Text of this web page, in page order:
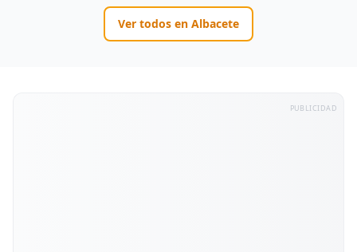
Ver todos en Albacete
PUBLICIDAD